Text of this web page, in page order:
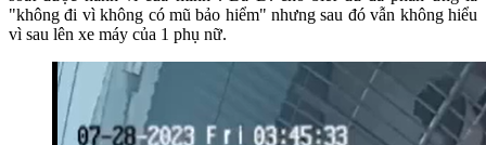
"không đi vì không có mũ bảo hiểm" nhưng sau đó vẫn không hiểu
vì sau lên xe máy của 1 phụ nữ.